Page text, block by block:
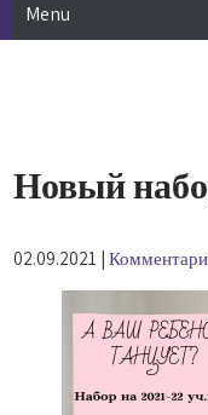
Menu
Новый
02.09.2021 |